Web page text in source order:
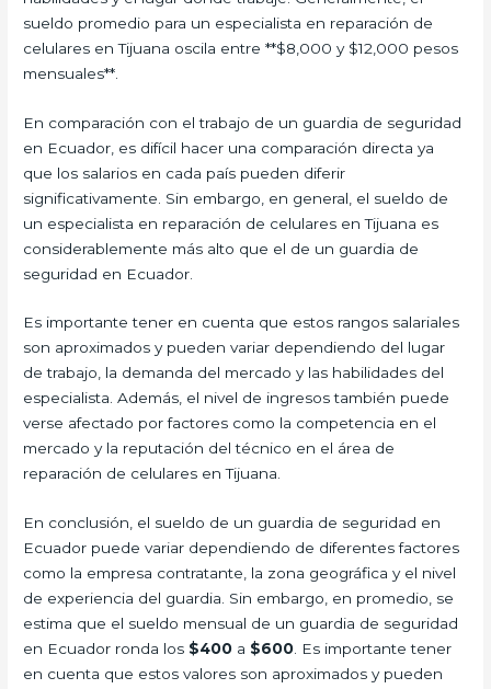
sueldo promedio para un especialista en reparación de
celulares en Tijuana oscila entre **$8,000 y $12,000 pesos
mensuales**.
En comparación con el trabajo de un guardia de seguridad
en Ecuador, es difícil hacer una comparación directa ya
que los salarios en cada país pueden diferir
significativamente. Sin embargo, en general, el sueldo de
un especialista en reparación de celulares en Tijuana es
considerablemente más alto que el de un guardia de
seguridad en Ecuador.
Es importante tener en cuenta que estos rangos salariales
son aproximados y pueden variar dependiendo del lugar
de trabajo, la demanda del mercado y las habilidades del
especialista. Además, el nivel de ingresos también puede
verse afectado por factores como la competencia en el
mercado y la reputación del técnico en el área de
reparación de celulares en Tijuana.
En conclusión, el sueldo de un guardia de seguridad en
Ecuador puede variar dependiendo de diferentes factores
como la empresa contratante, la zona geográfica y el nivel
de experiencia del guardia. Sin embargo, en promedio, se
estima que el sueldo mensual de un guardia de seguridad
en Ecuador ronda los $400 a $600. Es importante tener
en cuenta que estos valores son aproximados y pueden